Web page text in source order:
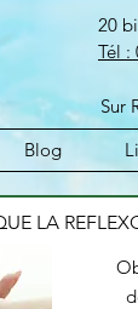
20
​Tél :
Blog
LA